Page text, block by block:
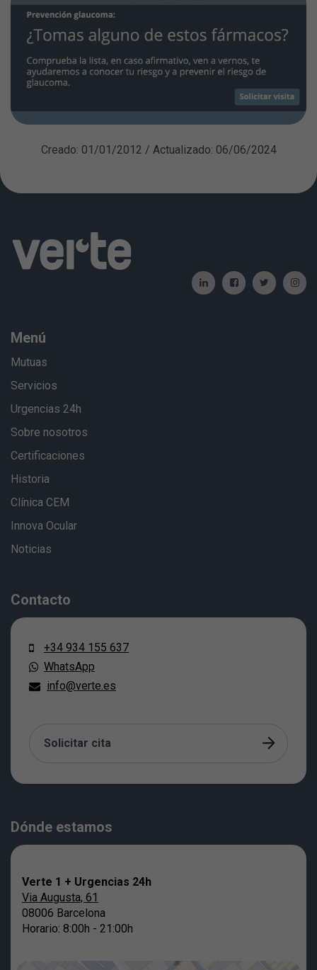
Creado: 01/01/2012 / Actualizado: 06/06/2024
Menú
Mutuas
Servicios
Urgencias 24h
Sobre nosotros
Certificaciones
Historia
Clínica CEM
Innova Ocular
Noticias
Contacto
+34 934 155 637
WhatsApp
info@verte.es
Solicitar cita
Dónde estamos
Verte 1 + Urgencias 24h
Via Augusta, 61
08006 Barcelona
Horario: 8:00h - 21:00h